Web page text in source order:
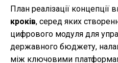
План реалізації концепції
кроків, серед яких
цифрового модуля для
державного бюджету,
між ключовими